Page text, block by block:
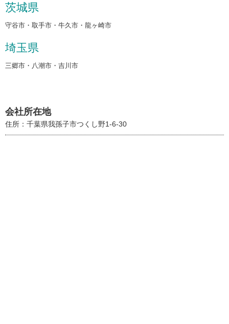
茨城県
守谷市・取手市・牛久市・龍ヶ崎市
埼玉県
三郷市・八潮市・吉川市
会社所在地
住所：千葉県我孫子市つくし野1-6-30